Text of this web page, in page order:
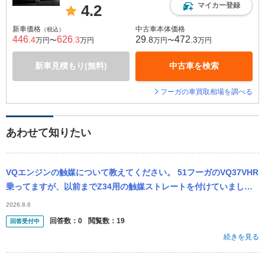
4.2 マイカー登録
新車価格 （税込）
446 .4万円〜626 .3万円
新車見積もり(無料)
中古車本体価格
29 .8万円〜472 .3万円
中古車を検索
フーガの車買取相場を調べる
あわせて知りたい
VQエンジンの触媒について教えてください。 51フーガのVQ37VHR
乗ってますが、以前までZ34用の触媒ストレートを付けていまし
た。 今は純正ですが、またストレートにしようと思っております。
そ
2026.8.6
回答受付中 回答数： 0 閲覧数： 19
続きを見る